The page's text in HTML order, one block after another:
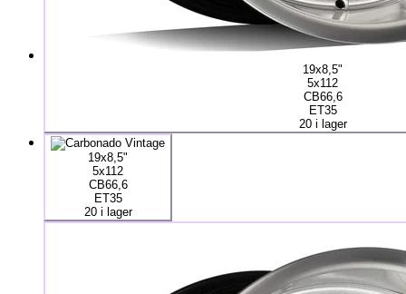
19x8,5"
5x112
CB66,6
ET35
20 i lager
19x8,5"
5x112
CB66,6
ET35
20 i lager